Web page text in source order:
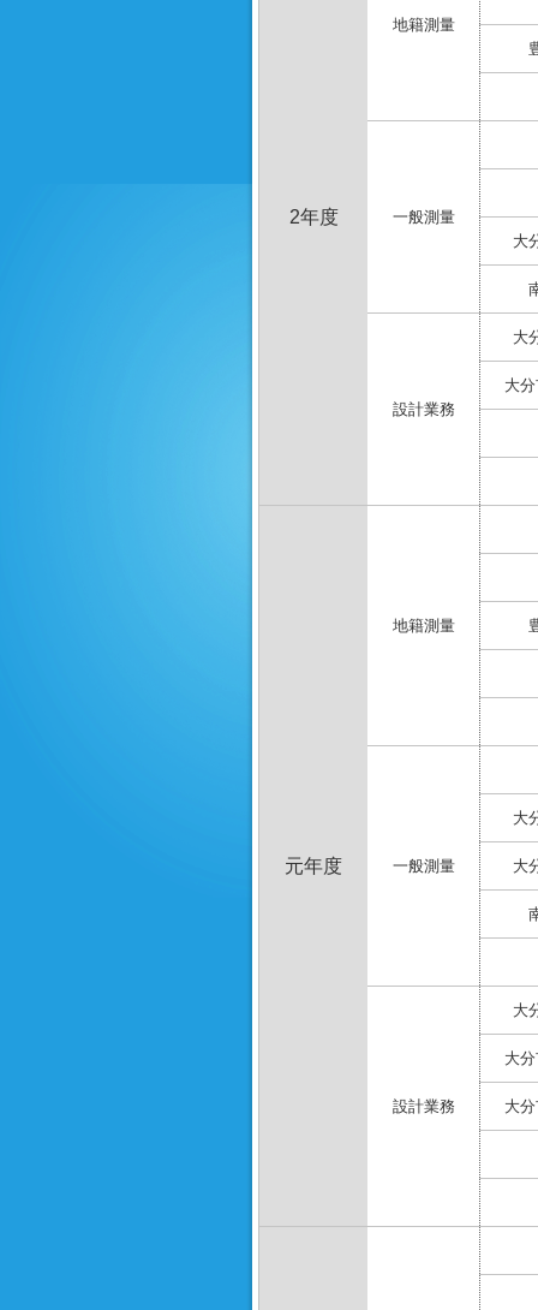
2年度
地籍測量
一般測量
大
設計業務
大
大
元年度
地籍測量
一般測量
大
大
設計業務
大
大
大